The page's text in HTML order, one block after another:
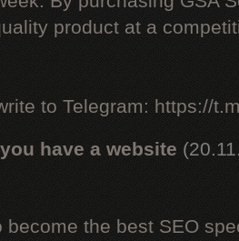
product at a
to Telegram: https://
have a website
become the best SEO